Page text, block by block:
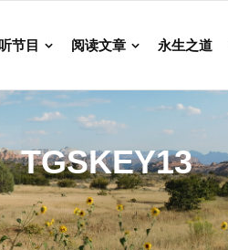
节目 阅读文章 永生之道
TGSKEY13